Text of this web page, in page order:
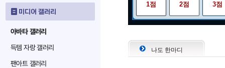
미디어 갤러리
아바타 갤러리
득템 자랑 갤러리
팬아트 갤러리
1점 2점 3점
나도 한마디